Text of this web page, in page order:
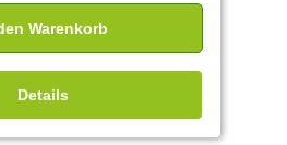
Warenkorb
Details